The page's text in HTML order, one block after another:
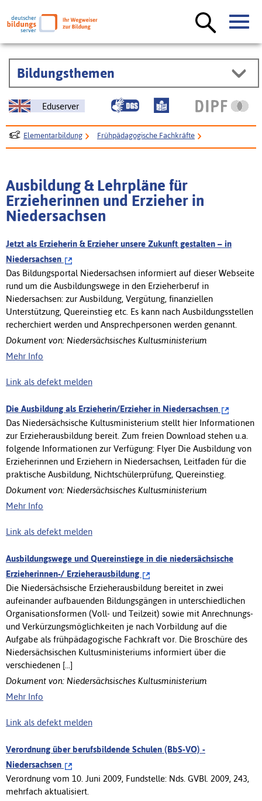
Bildungsthemen
Eduserver
Elementarbildung Frühpädagogische Fachkräfte
Ausbildung & Lehrpläne für
Erzieherinnen und Erzieher in
Niedersachsen
Jetzt als Erzieherin & Erzieher unsere Zukunft gestalten – in
Niedersachsen
Das Bildungsportal Niedersachsen informiert auf dieser Webseite
rund um die Ausbildungswege in den Erzieherberuf in
Niedersachsen: zur Ausbildung, Vergütung, finanziellen
Unterstützung, Quereinstieg etc. Es kann nach Ausbildungsstellen
recherchiert werden und Ansprechpersonen werden genannt.
Dokument von: Niedersächsisches Kultusministerium
Mehr Info
Link als defekt melden
Die Ausbildung als Erzieherin/Erzieher in Niedersachsen
Das Niedersächsische Kultusministerium stellt hier Informationen
zur Erzieherausbildung bereit. Zum freien Download stehen u.a.
folgende Informationen zur Verfügung: Flyer Die Ausbildung von
Erzieherinnen und Erziehern in Niedersachsen, Leitfaden für die
praktische Ausbildung, Nichtschülerprüfung, Quereinstieg.
Dokument von: Niedersächsisches Kultusministerium
Mehr Info
Link als defekt melden
Ausbildungswege und Quereinstiege in die niedersächsische
Erzieherinnen-/ Erzieherausbildung
Die Niedersächsische Erzieherausbildung bereitet in zwei
aufeinander aufbauenden Bildungsgängen in unterschiedlichen
Organisationsformen (Voll- und Teilzeit) sowie mit Anrechnungs-
und Verkürzungsmöglichkeiten je nach Vorbildung auf die
Aufgabe als frühpädagogische Fachkraft vor. Die Broschüre des
Niedersächsischen Kultusministeriums informiert über die
verschiedenen [...]
Dokument von: Niedersächsisches Kultusministerium
Mehr Info
Link als defekt melden
Verordnung über berufsbildende Schulen (BbS-VO) -
Niedersachsen
Verordnung vom 10. Juni 2009, Fundstelle: Nds. GVBl. 2009, 243,
mehrfach aktualisiert.